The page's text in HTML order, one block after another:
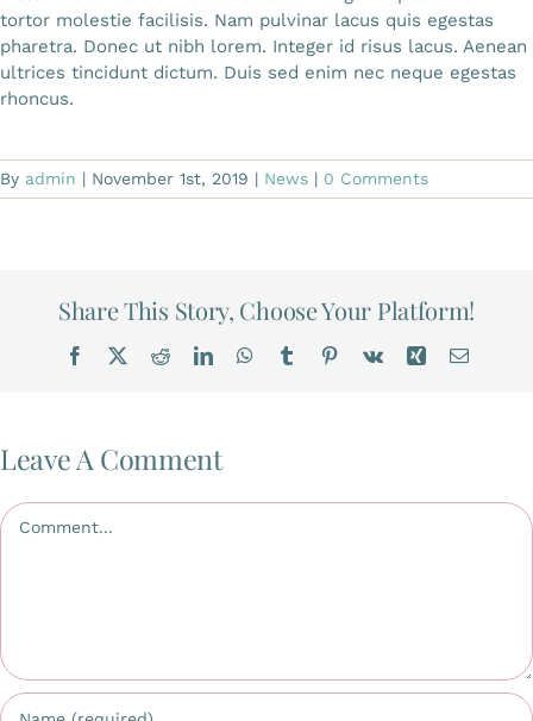
tortor molestie facilisis. Nam pulvinar lacus quis egestas
pharetra. Donec ut nibh lorem. Integer id risus lacus. Aenean
ultrices tincidunt dictum. Duis sed enim nec neque egestas
rhoncus.
By admin | November 1st, 2019 | News | 0 Comments
Share This Story, Choose Your Platform!
Facebook
X RedditLinkedInWhatsApp
TumblrPinterest
Vk Xing Email
Leave A Comment
Comment